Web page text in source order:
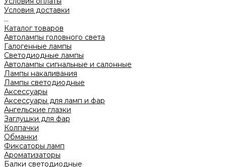
Условия доставки
...
Каталог товаров
Автолампы головного света
Галогенные лампы
Светодиодные лампы
Автолампы сигнальные и салонные
Лампы накаливания
Лампы светодиодные
Аксессуары
Аксессуары для ламп и фар
Ангельские глазки
Заглушки для фар
Колпачки
Обманки
Фиксаторы ламп
Ароматизаторы
Балки светодиодные